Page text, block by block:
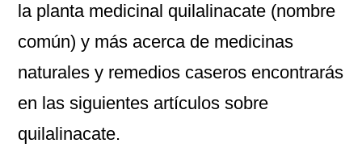
la planta medicinal quilalinacate (nombre
común) y más acerca de medicinas
naturales y remedios caseros encontrarás
en las siguientes artículos sobre
quilalinacate.